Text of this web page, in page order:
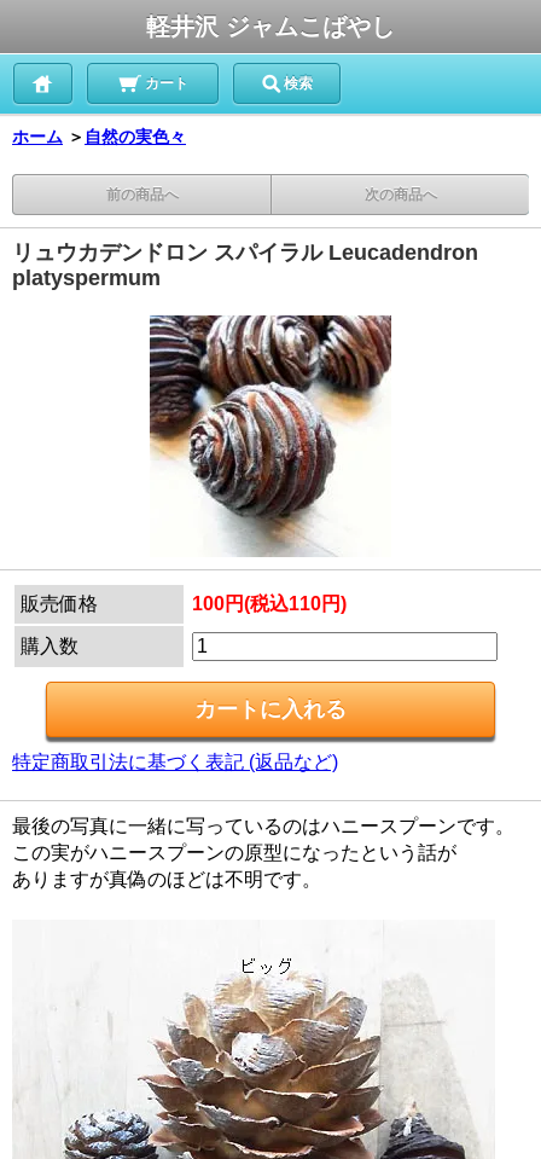
軽井沢 ジャムこばやし
カート 検索
ホーム ＞ 自然の実色々
前の商品へ 次の商品へ
リュウカデンドロン スパイラル Leucadendron
platyspermum
販売価格 100円(税込110円)
購入数
特定商取引法に基づく表記 (返品など)
最後の写真に一緒に写っているのはハニースプーンです。
この実がハニースプーンの原型になったという話が
ありますが真偽のほどは不明です。